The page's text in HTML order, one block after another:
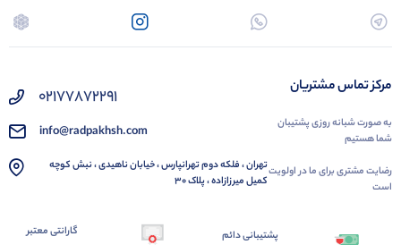
مرکز تماس مشتریان
به صورت شبانه روزی پشتیبان
شما هستیم
رضایت مشتری برای ما در اولویت
است
02177872291
info@radpakhsh.com
تهران ، فلکه دوم تهرانپارس ، خیابان ناهیدی ، نبش کوچه
کمیل میرزازاده ، پلاک 30
پشتیبانی دائم گارانتی معتبر